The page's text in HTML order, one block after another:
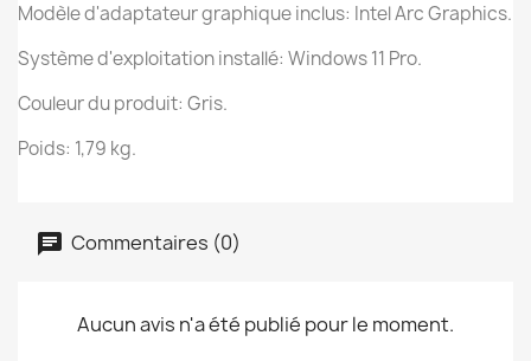
Modèle d'adaptateur graphique inclus: Intel Arc Graphics.
Système d'exploitation installé: Windows 11 Pro.
Couleur du produit: Gris.
Poids: 1,79 kg.
Commentaires (0)
Aucun avis n'a été publié pour le moment.